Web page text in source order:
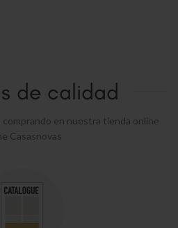
de calidad
comprando en nuestra tienda online
Casasnovas